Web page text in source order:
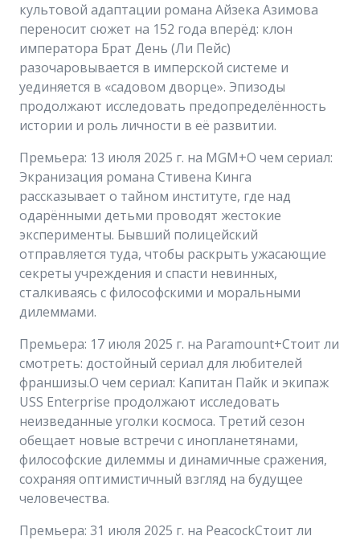
культовой адаптации романа Айзека Азимова
переносит сюжет на 152 года вперёд: клон
императора Брат День (Ли Пейс)
разочаровывается в имперской системе и
уединяется в «садовом дворце». Эпизоды
продолжают исследовать предопределённость
истории и роль личности в её развитии.
Премьера: 13 июля 2025 г. на MGM+О чем сериал:
Экранизация романа Стивена Кинга
рассказывает о тайном институте, где над
одарёнными детьми проводят жестокие
эксперименты. Бывший полицейский
отправляется туда, чтобы раскрыть ужасающие
секреты учреждения и спасти невинных,
сталкиваясь с философскими и моральными
дилеммами.
Премьера: 17 июля 2025 г. на Paramount+Стоит ли
смотреть: достойный сериал для любителей
франшизы.О чем сериал: Капитан Пайк и экипаж
USS Enterprise продолжают исследовать
неизведанные уголки космоса. Третий сезон
обещает новые встречи с инопланетянами,
философские дилеммы и динамичные сражения,
сохраняя оптимистичный взгляд на будущее
человечества.
Премьера: 31 июля 2025 г. на PeacockСтоит ли